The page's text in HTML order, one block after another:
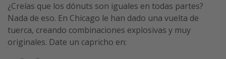
¿Creías que los dónuts son iguales en todas partes?
Nada de eso. En Chicago le han dado una vuelta de
tuerca, creando combinaciones explosivas y muy
originales. Date un capricho en: